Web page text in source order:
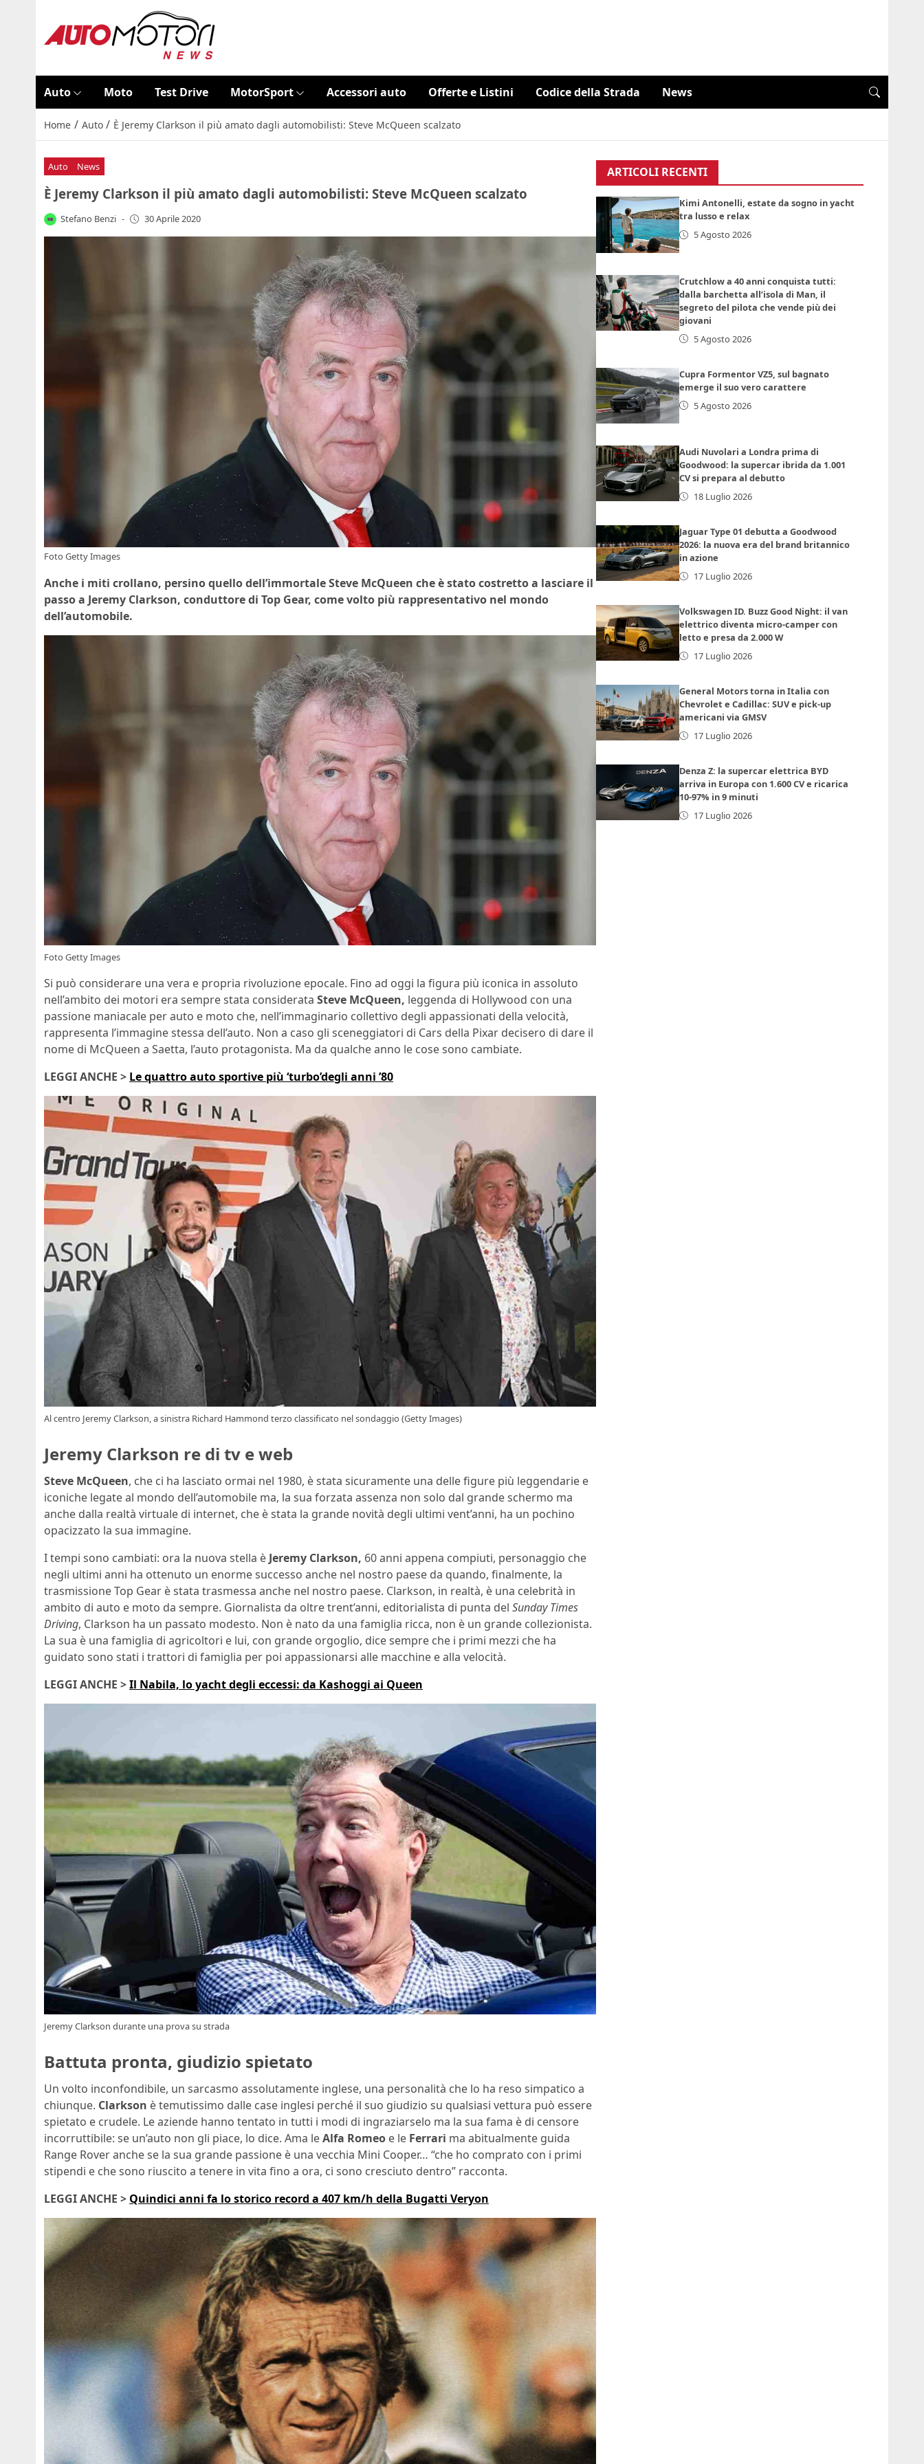
Auto Moto Test Drive MotorSport Accessori auto Offerte e Listini Codice della Strada News
Home / Auto / È Jeremy Clarkson il più amato dagli automobilisti: Steve McQueen scalzato
Auto News
È Jeremy Clarkson il più amato dagli automobilisti: Steve McQueen scalzato
Stefano Benzi - 30 Aprile 2020
Foto Getty Images
Anche i miti crollano, persino quello dell’immortale Steve McQueen che è stato costretto a lasciare il
passo a Jeremy Clarkson, conduttore di Top Gear, come volto più rappresentativo nel mondo
dell’automobile.
Foto Getty Images
Si può considerare una vera e propria rivoluzione epocale. Fino ad oggi la figura più iconica in assoluto
nell’ambito dei motori era sempre stata considerata Steve McQueen, leggenda di Hollywood con una
passione maniacale per auto e moto che, nell’immaginario collettivo degli appassionati della velocità,
rappresenta l’immagine stessa dell’auto. Non a caso gli sceneggiatori di Cars della Pixar decisero di dare il
nome di McQueen a Saetta, l’auto protagonista. Ma da qualche anno le cose sono cambiate.
LEGGI ANCHE > Le quattro auto sportive più ‘turbo’degli anni ’80
Al centro Jeremy Clarkson, a sinistra Richard Hammond terzo classificato nel sondaggio (Getty Images)
Jeremy Clarkson re di tv e web
Steve McQueen, che ci ha lasciato ormai nel 1980, è stata sicuramente una delle figure più leggendarie e
iconiche legate al mondo dell’automobile ma, la sua forzata assenza non solo dal grande schermo ma
anche dalla realtà virtuale di internet, che è stata la grande novità degli ultimi vent’anni, ha un pochino
opacizzato la sua immagine.
I tempi sono cambiati: ora la nuova stella è Jeremy Clarkson, 60 anni appena compiuti, personaggio che
negli ultimi anni ha ottenuto un enorme successo anche nel nostro paese da quando, finalmente, la
trasmissione Top Gear è stata trasmessa anche nel nostro paese. Clarkson, in realtà, è una celebrità in
ambito di auto e moto da sempre. Giornalista da oltre trent’anni, editorialista di punta del Sunday Times
Driving, Clarkson ha un passato modesto. Non è nato da una famiglia ricca, non è un grande collezionista.
La sua è una famiglia di agricoltori e lui, con grande orgoglio, dice sempre che i primi mezzi che ha
guidato sono stati i trattori di famiglia per poi appassionarsi alle macchine e alla velocità.
LEGGI ANCHE >Il Nabila, lo yacht degli eccessi: da Kashoggi ai Queen
Jeremy Clarkson durante una prova su strada
Battuta pronta, giudizio spietato
Un volto inconfondibile, un sarcasmo assolutamente inglese, una personalità che lo ha reso simpatico a
chiunque. Clarkson è temutissimo dalle case inglesi perché il suo giudizio su qualsiasi vettura può essere
spietato e crudele. Le aziende hanno tentato in tutti i modi di ingraziarselo ma la sua fama è di censore
incorruttibile: se un’auto non gli piace, lo dice. Ama leAlfa Romeo e le Ferrari ma abitualmente guida
Range Rover anche se la sua grande passione è una vecchia Mini Cooper… “che ho comprato con i primi
stipendi e che sono riuscito a tenere in vita fino a ora, ci sono cresciuto dentro” racconta.
LEGGI ANCHE > Quindici anni fa lo storico record a 407 km/h della Bugatti Veryon
ARTICOLI RECENTI
Kimi Antonelli, estate da sogno in yacht
tra lusso e relax
5 Agosto 2026
Crutchlow a 40 anni conquista tutti:
dalla barchetta all’isola di Man, il
segreto del pilota che vende più dei
giovani
5 Agosto 2026
Cupra Formentor VZ5, sul bagnato
emerge il suo vero carattere
5 Agosto 2026
Audi Nuvolari a Londra prima di
Goodwood: la supercar ibrida da 1.001
CV si prepara al debutto
18 Luglio 2026
Jaguar Type 01 debutta a Goodwood
2026: la nuova era del brand britannico
in azione
17 Luglio 2026
Volkswagen ID. Buzz Good Night: il van
elettrico diventa micro-camper con
letto e presa da 2.000 W
17 Luglio 2026
General Motors torna in Italia con
Chevrolet e Cadillac: SUV e pick-up
americani via GMSV
17 Luglio 2026
Denza Z: la supercar elettrica BYD
arriva in Europa con 1.600 CV e ricarica
10-97% in 9 minuti
17 Luglio 2026